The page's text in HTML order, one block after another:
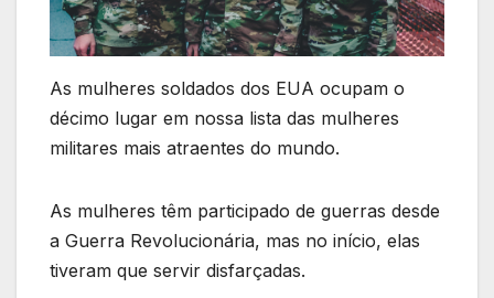
As mulheres soldados dos EUA ocupam o
décimo lugar em nossa lista das mulheres
militares mais atraentes do mundo.
As mulheres têm participado de guerras desde
a Guerra Revolucionária, mas no início, elas
tiveram que servir disfarçadas.